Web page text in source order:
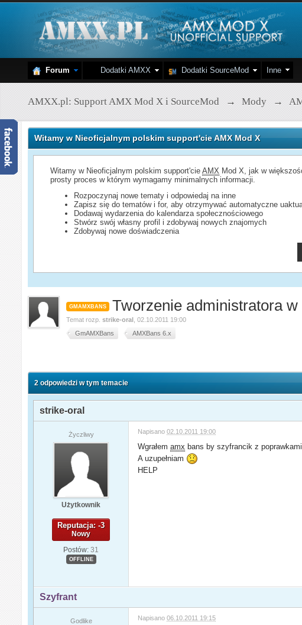
Forum Dodatki AMXX Dodatki SourceMod Inne
AMXX.pl: Support AMX Mod X i SourceMod → Mody →
Witamy w Nieoficjalnym polskim support'cie AMX Mod X
Witamy w Nieoficjalnym polskim support'cieAMX Mod X, jak w
prosty proces w którym wymagamy minimalnych informacji.
Rozpoczynaj nowe tematy i odpowiedaj na inne
Zapisz się do tematów i for, aby otrzymywać automatyczne
Dodawaj wydarzenia do kalendarza społecznościowego
Stwórz swój własny profil i zdobywaj nowych znajomych
Zdobywaj nowe doświadczenia
GMAMXBANS Tworzenie administratora
Temat rozp.strike-oral ,02.10.2011 19:00
GmAMXBans
AMXBans 6.x
2 odpowiedzi w tym temacie
strike-oral
Życzliwy
Użytkownik
Reputacja: -3
Nowy
Postów: 31
OFFLINE
Napisano02.10.2011 19:00
Wgrałemamx bans by szyfrancik z
A uzupełniam
HELP
Szyfrant
Godlike Napisano06.10.2011 19:15